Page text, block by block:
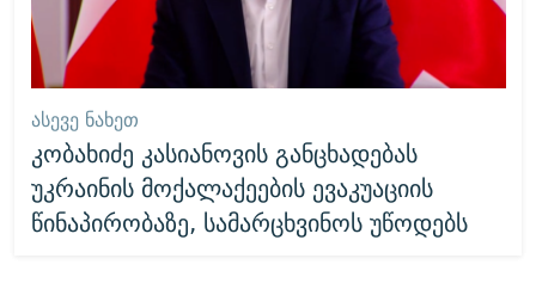
ᲐᲡᲔᲕᲔ ᲜᲐᲮᲔᲗ
კობახიძე კასიანოვის განცხადებას
უკრაინის მოქალაქეების ევაკუაციის
წინაპირობაზე, სამარცხვინოს უწოდებს